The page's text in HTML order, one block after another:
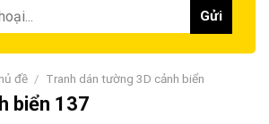
đề / Tranh dán tường 3D cảnh biển
biển 137